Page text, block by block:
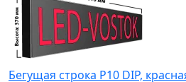
Бегущая строка Р10 DIP,